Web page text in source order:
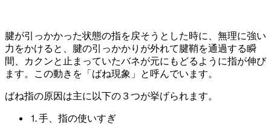
腱が引っかかった状態の指を戻そうとした時に、無理に強い
力をかけると、腱の引っかかりが外れて腱鞘を通過する瞬
間、カクンと止まっていたバネが元にもどるように指が伸び
ます。この動きを「ばね現象」と呼んでいます。
ばね指の原因は主に以下の３つが挙げられます。
⒈手、指の使いすぎ